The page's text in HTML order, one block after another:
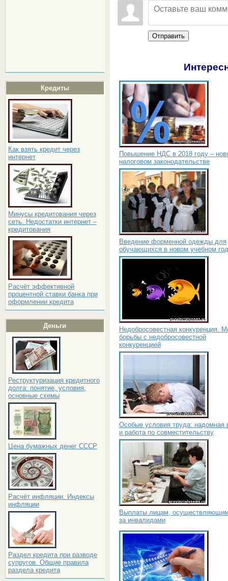
Кредиты
Как взять кредит через
интернет
Минусы кредитования через
сеть. Недостатки интернет –
кредитования
Расчёт эффективной
процентной ставки банка при
оформлении кредита
Деньги
Реструктуризация кредитного
долга: понятие, условия,
основные схемы
Цена бумажных денег СССР
Расчёт инфляции. Индексы
инфляции
Раздел кредита при разводе
супругов. Общие правила
раздела кредита
Отправить
Повышение НДС в 2018 году –
налоговом законодательстве
Введение форменной одежды для
обучающихся в новом учебном
Недобросовестная конкуренция.
борьбы с недобросовестной
конкуренцией
Особые условия труда: надомная
и работа по совместительству
Выплаты лицам,
за инвалидами